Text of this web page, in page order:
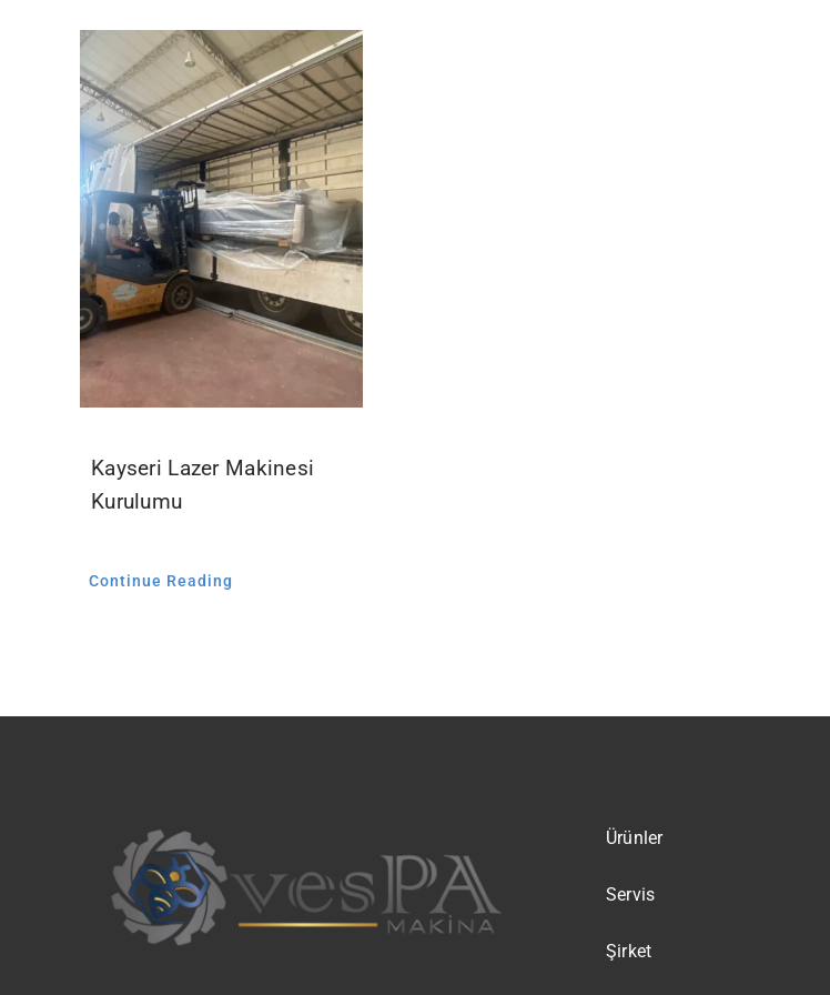
Kayseri Lazer Makinesi
Kurulumu
Continue Reading
Ürünler
Servis
Şirket